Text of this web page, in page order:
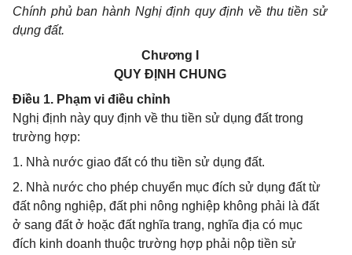
Chính phủban hành Nghị định quy định về thu tiền sử
dụng đất.
Chương I
QUY ĐỊNH CHUNG
Điều 1. Phạm vi điều chỉnh
Nghị định này quy định về thu tiền sử dụng đất trong
trường hợp:
1. Nhà nước giao đất có thu tiền sử dụng đất.
2. Nhà nước cho phép chuyển mục đích sử dụng đất từ
đất nông nghiệp, đất phi nông nghiệp không phải là đất
ở sang đất ở hoặc đất nghĩa trang, nghĩa địa có mục
đích kinh doanh thuộc trường hợp phải nộp tiền sử